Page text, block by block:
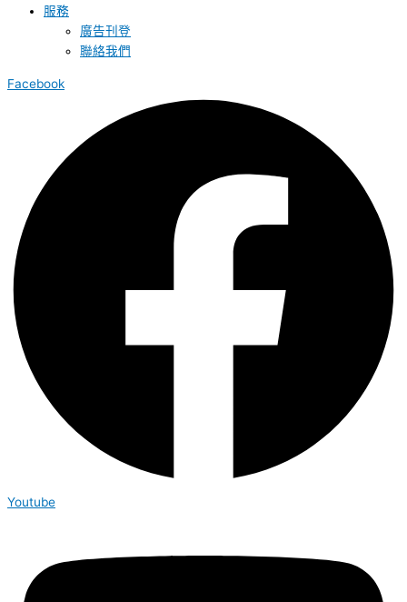
服務
廣告刊登
聯絡我們
Facebook
Youtube